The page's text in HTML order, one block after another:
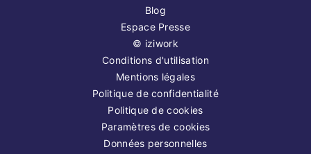
Blog
Espace Presse
© iziwork
Conditions d'utilisation
Mentions légales
Politique de confidentialité
Politique de cookies
Paramètres de cookies
Données personnelles